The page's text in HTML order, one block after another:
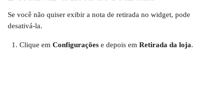
Se você não quiser exibir a nota de retirada no widget, pode
desativá-la.
Clique em Configurações e depois em Retirada da loja.